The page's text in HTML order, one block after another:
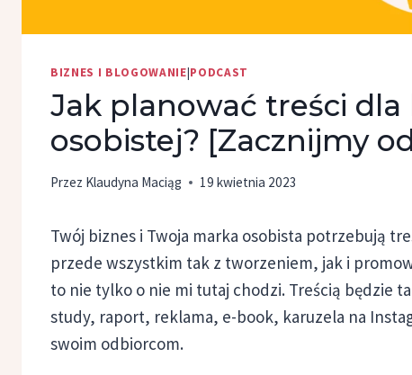
BIZNES I BLOGOWANIE|PODCAST
Jak planować treści dla
osobistej? [Zacznijmy
Przez Klaudyna Maciąg 19 kwietnia 2023
Twój biznes i Twoja marka osobista potrzebują
przede wszystkim tak z tworzeniem, jak i
to nie tylko o nie mi tutaj chodzi. Treścią będzie
study, raport, reklama, e-book, karuzela na
swoim odbiorcom.